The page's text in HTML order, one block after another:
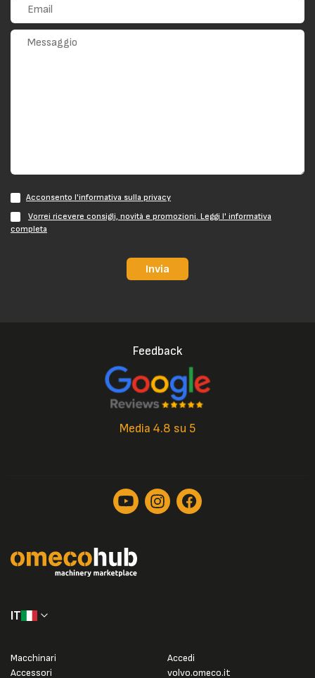
Acconsento l'informativa sulla privacy
Vorrei ricevere consigli, novità e promozioni. Leggi l' informativa
completa
Invia
Feedback
Media 4.8 su 5
IT
Macchinari
Accessori
Accedi
volvo.omeco.it